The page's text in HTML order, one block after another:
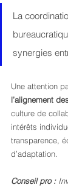
La
synergies
Une attention
l’alignement
culture de
intérêts
transparence,
d’adaptation.
Conseil pro :